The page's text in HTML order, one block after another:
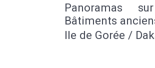
Panoramas
Bâtiments
Ile de Gorée /